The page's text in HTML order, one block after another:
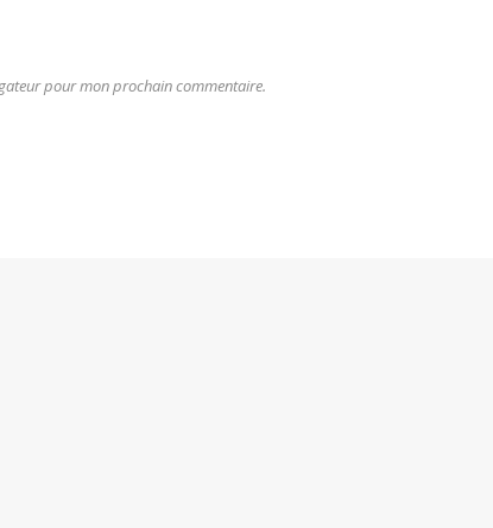
pour mon prochain commentaire.